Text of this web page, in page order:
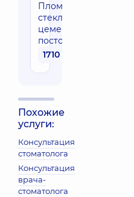
Пломба из
стеклоиономерного
цемента
постоянных зубов
1710 грн
Похожие
услуги:
Консультация
стоматолога
Консультация
врача-
стоматолога